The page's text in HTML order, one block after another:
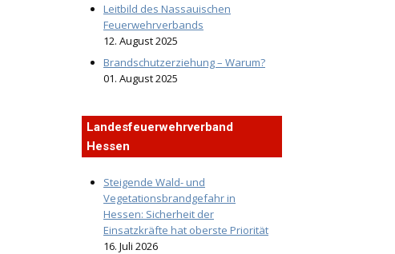
Leitbild des Nassauischen
Feuerwehrverbands
12. August 2025
Brandschutzerziehung – Warum?
01. August 2025
Landesfeuerwehrverband
Hessen
Steigende Wald- und
Vegetationsbrandgefahr in
Hessen: Sicherheit der
Einsatzkräfte hat oberste Priorität
16. Juli 2026